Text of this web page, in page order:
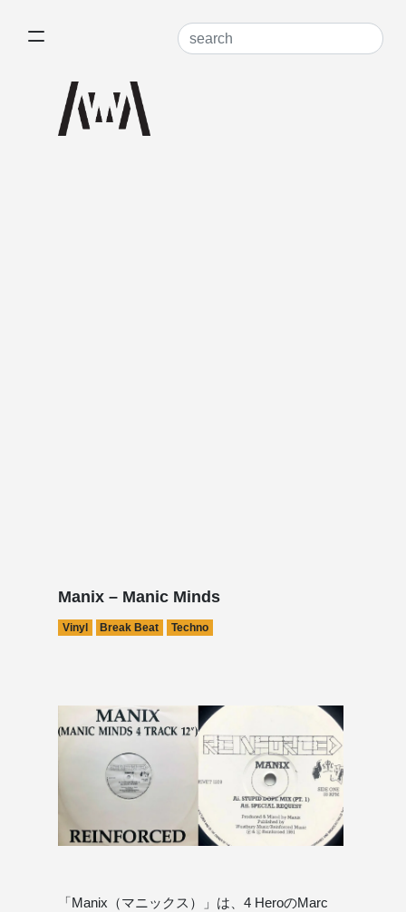
Manix – Manic Minds
Vinyl Break Beat Techno
「Manix（マニックス）」は、4 HeroのMarc